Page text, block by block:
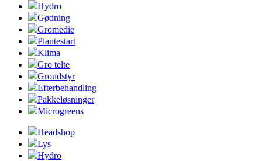
Hydro
Gødning
Gromedie
Plantestart
Klima
Gro telte
Groudstyr
Efterbehandling
Pakkeløsninger
Microgreens
Headshop
Lys
Hydro